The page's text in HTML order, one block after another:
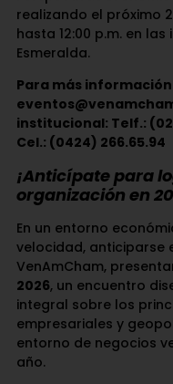
realizando el próximo
hasta 12:00 p.m. en
Esmeralda.
Para más
institucional: Telf.:
Cel.: (0424) 266.65.94
¡Anticípate para
organización en
En un entorno
velocidad, anticiparse
VenAmCham,
2026, un encuentro
integral sobre los
empresariales y
entorno de negocios
año.